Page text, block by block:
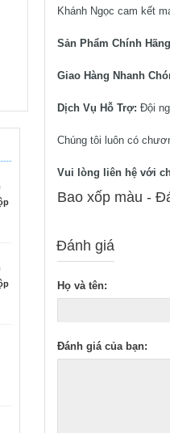
Khánh Ngọc cam kết
Sản Phẩm Chính
Giao Hàng Nhanh
Dịch Vụ Hỗ Trợ: Đội
Chúng tôi luôn có
Vui lòng liên hệ với
Bao xốp màu -
Đánh giá
Họ và tên:
Đánh giá của bạn: